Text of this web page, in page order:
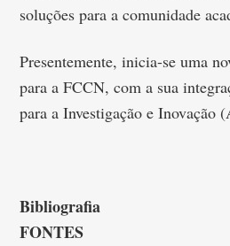
soluções para a comunidade
Presentemente, inicia-se uma
para a FCCN, com a sua
para a Investigação e Inovação
Bibliografia
FONTES